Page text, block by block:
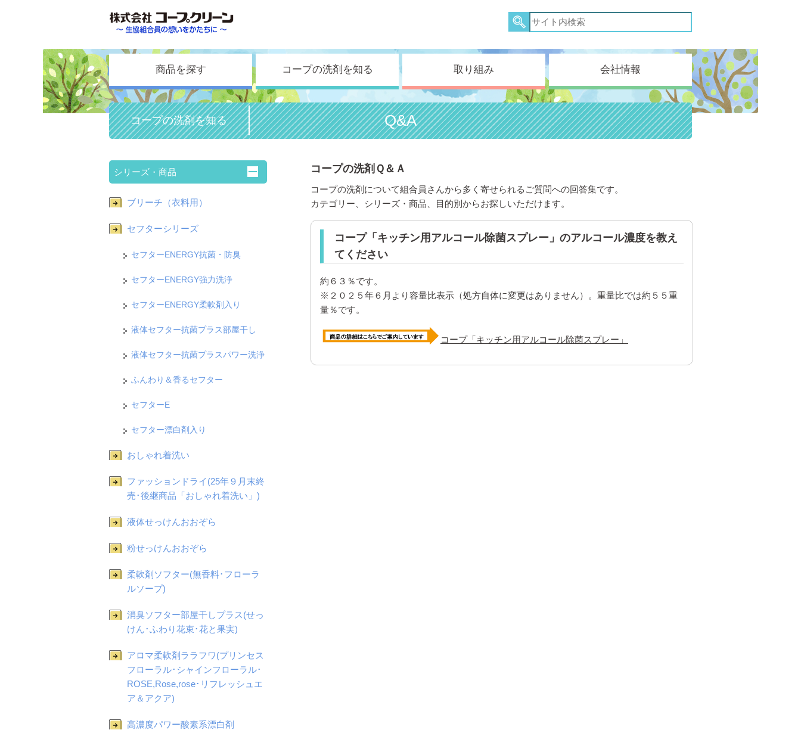
商品を探す コープの洗剤を知る 取り組み 会社情報
コープの洗剤を知る Q&A
シリーズ・商品
ブリーチ（衣料用）
セフターシリーズ
セフターENERGY抗菌・防臭
セフターENERGY強力洗浄
セフターENERGY柔軟剤入り
液体セフター抗菌プラス部屋干し
液体セフター抗菌プラスパワー洗浄
ふんわり＆香るセフター
セフターE
セフター漂白剤入り
おしゃれ着洗い
ファッションドライ(25年９月末終
売･後継商品「おしゃれ着洗い」)
液体せっけんおおぞら
粉せっけんおおぞら
柔軟剤ソフター(無香料･フローラ
ルソープ)
消臭ソフター部屋干しプラス(せっ
けん･ふわり花束･花と果実)
アロマ柔軟剤ララフワ(プリンセス
フローラル･シャインフローラル･
ROSE,Rose,rose･リフレッシュエ
ア＆アクア)
高濃度パワー酸素系漂白剤
コープの洗剤Ｑ＆Ａ
コープの洗剤について組合員さんから多く寄せられるご質問への回答集です。
カテゴリー、シリーズ・商品、目的別からお探しいただけます。
コープ「キッチン用アルコール除菌スプレー」のアルコール濃度を教え
てください
約６３％です。
※２０２５年６月より容量比表示（処方自体に変更はありません）。重量比では約５５重
量％です。
コープ「キッチン用アルコール除菌スプレー」